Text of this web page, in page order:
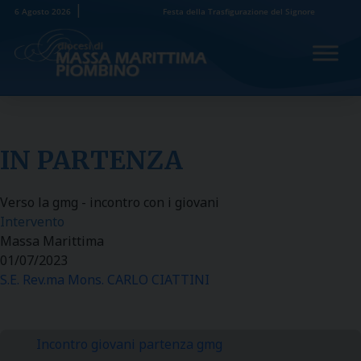
Skip
content
6 Agosto 2026 Festa della Trasfigurazione del Signore
IN PARTENZA
Verso la gmg - incontro con i giovani
Intervento
Massa Marittima
01/07/2023
S.E. Rev.ma Mons. CARLO CIATTINI
Incontro giovani partenza gmg